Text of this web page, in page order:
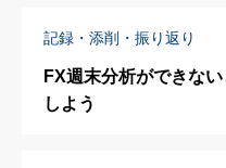
記録・添削・振り返り
FX週末分析ができな
しよう